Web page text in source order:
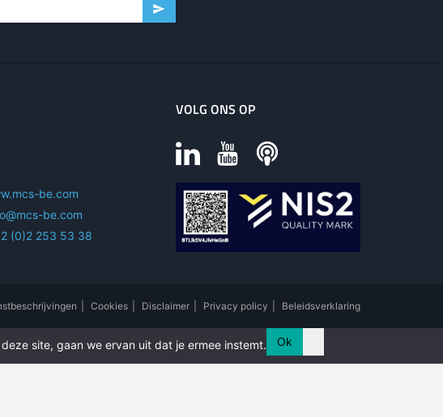
be.com
be.com
(0)2 253 53 38
VOLG ONS OP
Cookies Disclaimer Privacy policy Beleidsverklaring
site, gaan we ervan uit dat je ermee instemt. Ok